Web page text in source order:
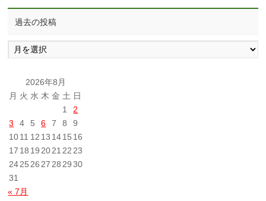
過去の投稿
過
去
稿
2026年8月
月 火 水 木 金 土 日
1
2
3
4 5 6 7 8
9
1011 12 13 1415 16
17 18 19 2021 22 23
2425 26 27 28 29 30
31
« 7月